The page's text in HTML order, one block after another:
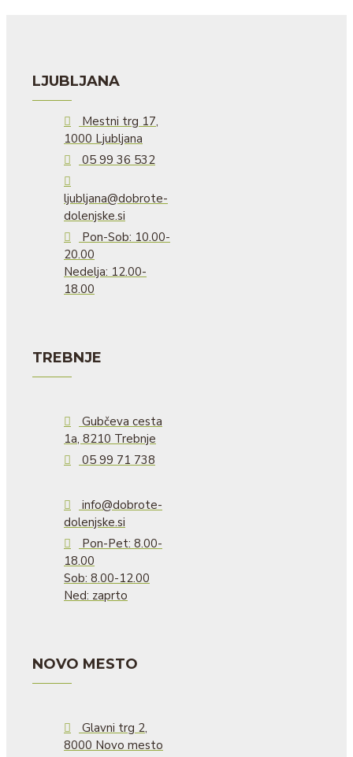
LJUBLJANA
Mestni trg 17,
1000 Ljubljana
05 99 36 532
ljubljana@dobrote-
dolenjske.si
Pon-Sob: 10.00-
20.00
Nedelja: 12.00-
18.00
TREBNJE
Gubčeva cesta
1a, 8210 Trebnje
05 99 71 738
info@dobrote-
dolenjske.si
Pon-Pet: 8.00-
18.00
Sob: 8.00-12.00
Ned: zaprto
NOVO MESTO
Glavni trg 2,
8000 Novo mesto